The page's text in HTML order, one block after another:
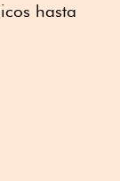
hasta